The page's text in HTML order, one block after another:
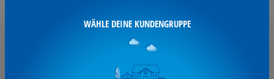
LMIV-Produkt
Ja
Stück
Glasflasche
WÄHLE DEINE KUNDENGRUPPE